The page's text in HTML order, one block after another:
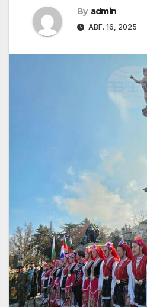
By admin
АВГ. 16, 2025